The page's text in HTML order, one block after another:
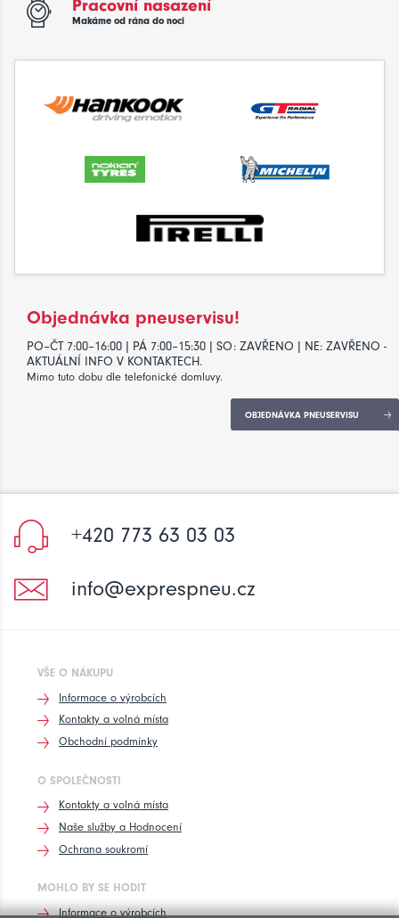
Pracovní nasazení
Makáme od rána do noci
Objednávka pneuservisu!
PO–ČT 7:00–16:00 | PÁ 7:00–15:30 | SO: ZAVŘENO | NE: ZAVŘENO -
AKTUÁLNÍ INFO V KONTAKTECH.
Mimo tuto dobu dle telefonické domluvy.
OBJEDNÁVKA PNEUSERVISU
+420 773 63 03 03
info@exprespneu.cz
VŠE O NÁKUPU
Informace o výrobcích
Kontakty a volná místa
Obchodní podmínky
O SPOLEČNOSTI
Kontakty a volná místa
Naše služby a Hodnocení
Ochrana soukromí
MOHLO BY SE HODIT
Informace o výrobcích